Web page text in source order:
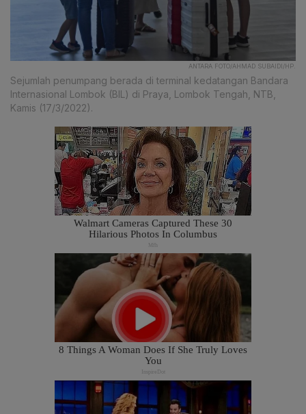
ANTARA FOTO/AHMAD SUBAIDI/HP.
Sejumlah penumpang berada di terminal kedatangan Bandara
Internasional Lombok (BIL) di Praya, Lombok Tengah, NTB,
Kamis (17/3/2022).